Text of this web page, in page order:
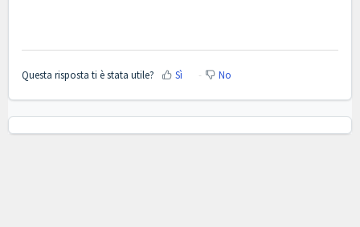
Questa risposta ti è stata utile? Sì No